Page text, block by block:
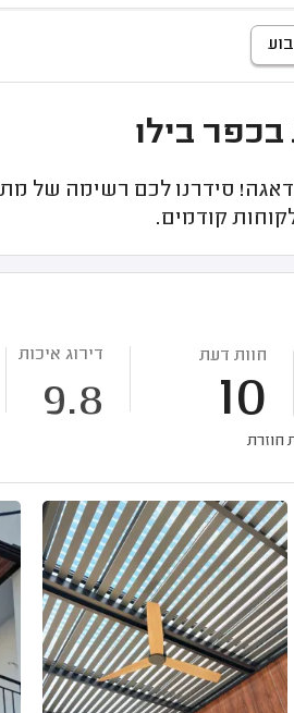
בילו
סידרנו לכם רשימה של
קודמים.
חוות דעת
10
דירוג איכות
9.8
חוזרת